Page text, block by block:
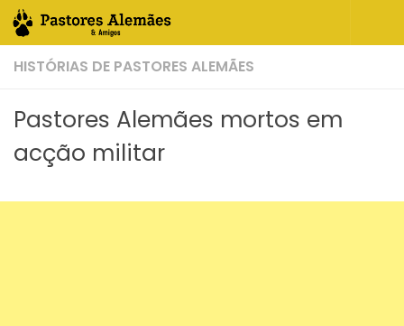
Skip to content
HISTÓRIAS DE PASTORES ALEMÃES
Pastores Alemães mortos em
acção militar